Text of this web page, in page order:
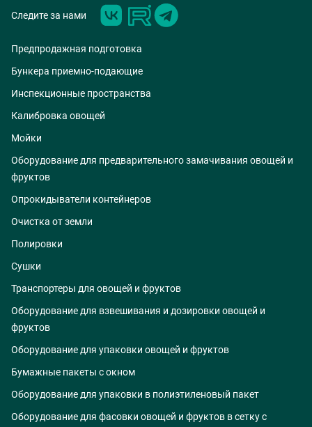
Следите за нами
Предпродажная подготовка
Бункера приемно-подающие
Инспекционные пространства
Калибровка овощей
Мойки
Оборудование для предварительного замачивания овощей и
фруктов
Опрокидыватели контейнеров
Очистка от земли
Полировки
Сушки
Транспортеры для овощей и фруктов
Оборудование для взвешивания и дозировки овощей и
фруктов
Оборудование для упаковки овощей и фруктов
Бумажные пакеты с окном
Оборудование для упаковки в полиэтиленовый пакет
Оборудование для фасовки овощей и фруктов в сетку с